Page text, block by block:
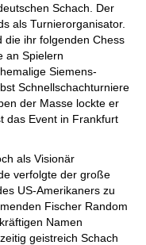
Schach. Der
als Turnierorganisator.
die ihr folgenden Chess
an Spielern
Siemens-
Schnellschachturniere
der Masse lockte er
das Event in Frankfurt
als Visionär
verfolgte der große
US-Amerikaners zu
Fischer Random
Namen
geistreich Schach